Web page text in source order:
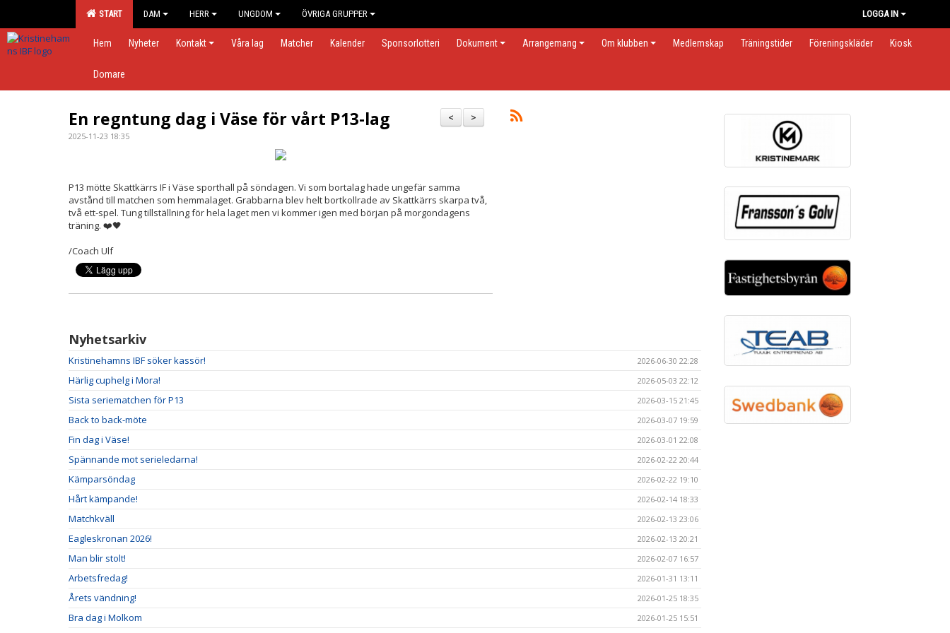
START DAM HERR UNGDOM ÖVRIGA GRUPPER LOGGA IN
Hem Nyheter Kontakt Våra lag Matcher Kalender Sponsorlotteri Dokument Arrangemang Om klubben Medlemskap Träningstider Föreningskläder Kiosk
Domare
>
<
En regntung dag i Väse för vårt P13-lag
2025-11-23 18:35
P13 mötte Skattkärrs IF i Väse sporthall på söndagen. Vi som bortalag hade ungefär samma
avstånd till matchen som hemmalaget. Grabbarna blev helt bortkollrade av Skattkärrs skarpa två,
två ett-spel. Tung tillställning för hela laget men vi kommer igen med början på morgondagens
träning. ❤️🖤
/Coach Ulf
Nyhetsarkiv
Kristinehamns IBF söker kassör! 2026-06-30 22:28
Härlig cuphelg i Mora! 2026-05-03 22:12
Sista seriematchen för P13 2026-03-15 21:45
Back to back-möte 2026-03-07 19:59
Fin dag i Väse! 2026-03-01 22:08
Spännande mot serieledarna! 2026-02-22 20:44
Kämparsöndag 2026-02-22 19:10
Hårt kämpande! 2026-02-14 18:33
Matchkväll 2026-02-13 23:06
Eagleskronan 2026! 2026-02-13 20:21
Man blir stolt! 2026-02-07 16:57
Arbetsfredag! 2026-01-31 13:11
Årets vändning! 2026-01-25 18:35
Bra dag i Molkom 2026-01-25 15:51